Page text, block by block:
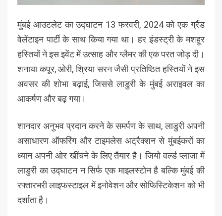
मुंबई आउटलेट का उद्घाटन 13 फरवरी, 2024 को एक ग्रैंड
वेलेंटाइन पार्टी के साथ किया गया था। हर इंडस्ट्री के मशहूर
हस्तियों ने इस इवेंट में उत्साह और ग्लैमर की एक परत जोड़ दी।
शनाया कपूर, ओरी, श्रिया सरन जैसी प्रतिष्ठित हस्तियों ने इस
अवसर की शोभा बढ़ाई, जिससे लाडुरी के मुंबई अराइवल का
आकर्षण और बढ़ गया।
शानदार अनुभव प्रदान करने के समर्पण के साथ, लाडुरी अपनी
असाधारण ऑफरिंग और टाइमलेस अट्रैक्शन से मुंबईकरों का
ध्यान अपनी ओर खींचने के लिए तैयार है। जियो वर्ल्ड प्लाजा में
लाडुरी का उद्घाटन न सिर्फ एक माइलस्टोन है बल्कि मुंबई की
रफ्तारभरी लाइफस्टाइल में इनोवेशन और सोफिस्टिकेशन को भी
दर्शाता है।